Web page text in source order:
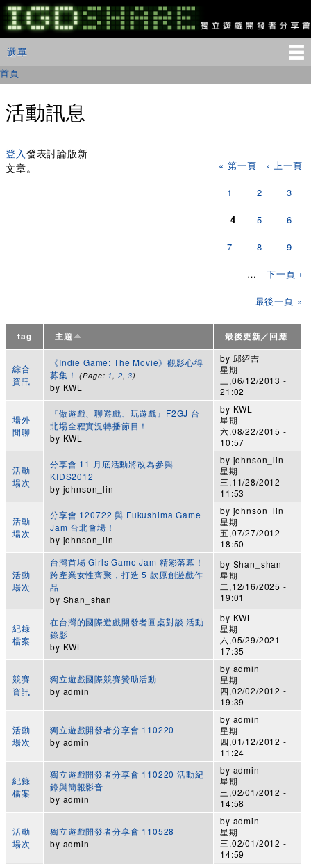
移
至
主
IGDSHARE
獨
遊
開
發
享
會
主選單
選單
您在這裡
首頁
活動訊息
登入 發表討論版新
文章。
« 第一頁 ‹ 上一頁
1 2 3
4 5 6
7 8 9
… 下一頁 ›
最後一頁 »
tag 主題 最後更新／回應
綜合
資訊
《Indie Game: The Movie》觀影心得
募集！
(Page: 1 2 ,3)
by KWL
by 邱紹吉
星期
三,06/12/2013 -
21:02
場外
閒聊
『做遊戲、聊遊戲、玩遊戲』F2GJ 台
北場全程實況轉播節目！
by KWL
by KWL
星期
六,08/22/2015 -
10:57
活動
場次
分享會 11 月底活動將改為參與
KIDS2012
by johnson_lin
by johnson_lin
星期
三,11/28/2012 -
11:53
活動
場次
分享會 120722 與 Fukushima Game
Jam 台北會場！
by johnson_lin
by johnson_lin
星期
五,07/27/2012 -
18:50
活動
場次
台灣首場 Girls Game Jam 精彩落幕！
跨產業女性齊聚，打造 5 款原創遊戲作
品
by Shan_shan
by Shan_shan
星期
二,12/16/2025 -
19:01
紀錄
檔案
在台灣的國際遊戲開發者圓桌對談 活動
錄影
by KWL
by KWL
星期
六,05/29/2021 -
17:35
競賽
資訊
獨立遊戲國際競賽贊助活動
by admin
by admin
星期
四,02/02/2012 -
19:39
活動
場次
獨立遊戲開發者分享會 110220
by admin
by admin
星期
四,01/12/2012 -
11:24
紀錄
檔案
獨立遊戲開發者分享會 110220 活動紀
錄與簡報影音
by admin
by admin
星期
三,02/01/2012 -
14:58
活動
場次
獨立遊戲開發者分享會 110528
by admin
by admin
星期
三,02/01/2012 -
14:59